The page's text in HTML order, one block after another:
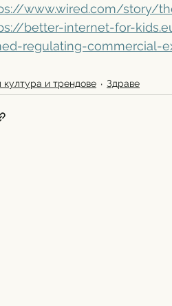
www.wired.com/story/
better-internet-for-
regulating-commercial-
култура и трендове Здраве